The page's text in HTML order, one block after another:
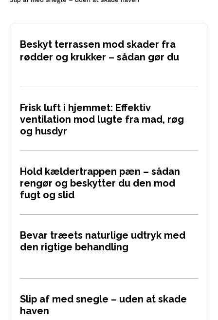
Beskyt terrassen mod skader fra
rødder og krukker – sådan gør du
Frisk luft i hjemmet: Effektiv
ventilation mod lugte fra mad, røg
og husdyr
Hold kældertrappen pæn – sådan
rengør og beskytter du den mod
fugt og slid
Bevar træets naturlige udtryk med
den rigtige behandling
Slip af med snegle – uden at skade
haven